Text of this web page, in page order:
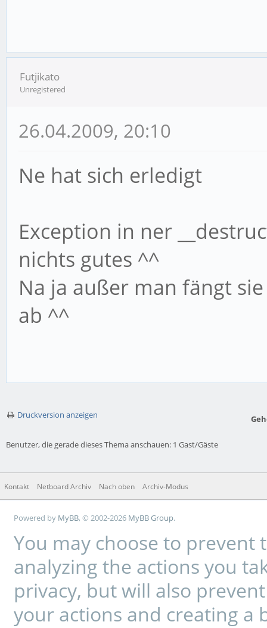
Futjikato
Unregistered
26.04.2009, 20:10
Ne hat sich erledigt
Exception in ner
nichts gutes ^^
Na ja außer man fängt
ab ^^
Druckversion anzeigen
Benutzer, die gerade dieses Thema anschauen: 1 Gast/Gäste
Kontakt Netboard Archiv Nach oben Archiv-Modus
Powered by MyBB, © 2002-2026 MyBB Group.
You may choose to
analyzing the actions you
privacy, but will also
your actions and creating a